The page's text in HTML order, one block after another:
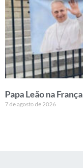
Papa Leão na França
7 de agosto de 2026